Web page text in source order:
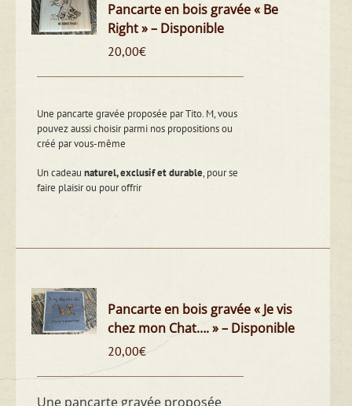
Pancarte en bois gravée « Be
Right » – Disponible
20,00€
Une pancarte gravée proposée par Tito. M, vous
pouvez aussi choisir parmi nos propositions ou
créé par vous-même
Un cadeaunaturel, exclusif et durable, pour se
faire plaisir ou pour offrir
Pancarte en bois gravée « Je vis
chez mon Chat…. » – Disponible
20,00€
Une pancarte gravée proposée